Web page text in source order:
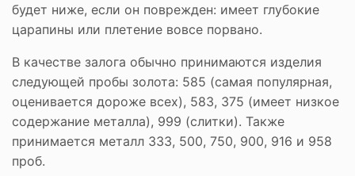
будет ниже, если он поврежден: имеет глубокие
царапины или плетение вовсе порвано.
В качестве залога обычно принимаются изделия
следующей пробы золота: 585 (самая популярная,
оценивается дороже всех), 583, 375 (имеет низкое
содержание металла), 999 (слитки). Также
принимается металл 333, 500, 750, 900, 916 и 958
проб.